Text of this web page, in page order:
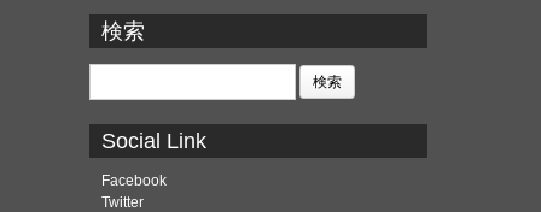
カ
イ
ブ
検索
検
Social Link
Facebook
Twitter